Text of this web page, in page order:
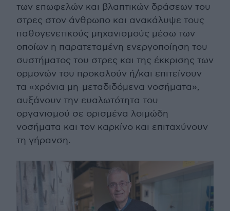
των επωφελών και βλαπτικών δράσεων του
στρες στον άνθρωπο και ανακάλυψε τους
παθογενετικούς μηχανισμούς μέσω των
οποίων η παρατεταμένη ενεργοποίηση του
συστήματος του στρες και της έκκρισης των
ορμονών του προκαλούν ή/και επιτείνουν
τα «χρόνια μη-μεταδιδόμενα νοσήματα»,
αυξάνουν την ευαλωτότητα του
οργανισμού σε ορισμένα λοιμώδη
νοσήματα και τον καρκίνο και επιταχύνουν
τη γήρανση.